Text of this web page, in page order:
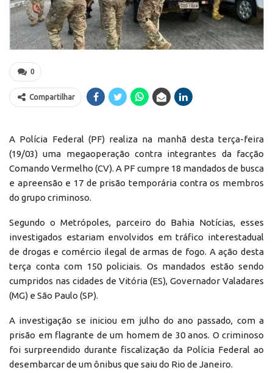
0
Compartilhar
A Polícia Federal (PF) realiza na manhã desta terça-feira
(19/03) uma megaoperação contra integrantes da facção
Comando Vermelho (CV). A PF cumpre 18 mandados de busca
e apreensão e 17 de prisão temporária contra os membros
do grupo criminoso.
Segundo o Metrópoles, parceiro do Bahia Notícias, esses
investigados estariam envolvidos em tráfico interestadual
de drogas e comércio ilegal de armas de fogo. A ação desta
terça conta com 150 policiais. Os mandados estão sendo
cumpridos nas cidades de Vitória (ES), Governador Valadares
(MG) e São Paulo (SP).
A investigação se iniciou em julho do ano passado, com a
prisão em flagrante de um homem de 30 anos. O criminoso
foi surpreendido durante fiscalização da Polícia Federal ao
desembarcar de um ônibus que saiu do Rio de Janeiro.